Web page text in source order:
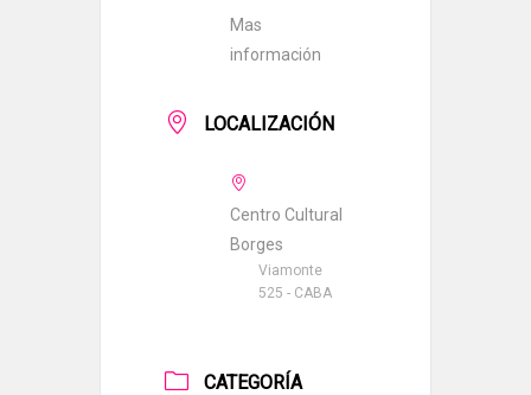
Mas
información
LOCALIZACIÓN
Centro Cultural
Borges
Viamonte
525 - CABA
CATEGORÍA